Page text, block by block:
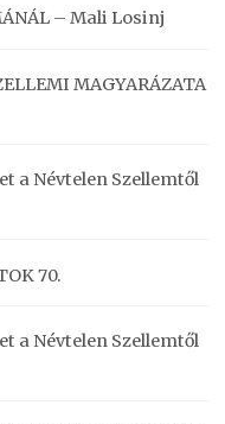
– Mali Losinj
MAGYARÁZATA
a Névtelen Szellemtől
70.
a Névtelen Szellemtől